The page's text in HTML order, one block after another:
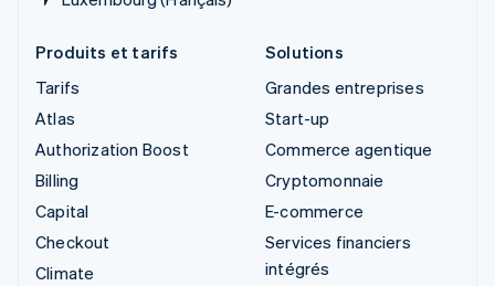
Produits et tarifs
Tarifs
Atlas
Authorization Boost
Billing
Capital
Checkout
Climate
Solutions
Grandes entreprises
Start-up
Commerce agentique
Cryptomonnaie
E-commerce
Services financiers
intégrés